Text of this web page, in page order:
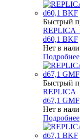
Быстрый
REPLICA
d60,1 BKF
Нет в
Подробнее
Быстрый
REPLICA
d67,1 GMF
Нет в
Подробнее